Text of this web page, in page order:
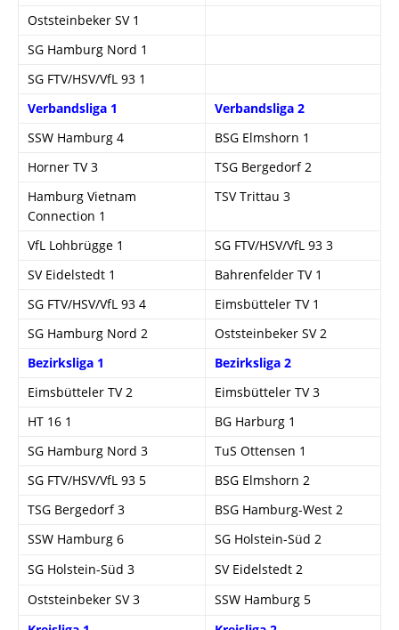
Oststeinbeker SV 1
SG Hamburg Nord 1
SG FTV/HSV/VfL 93 1
Verbandsliga 1
Verbandsliga 2
SSW Hamburg 4
BSG Elmshorn 1
Horner TV 3
TSG Bergedorf 2
Hamburg Vietnam
Connection 1
TSV Trittau 3
VfL Lohbrügge 1
SG FTV/HSV/VfL 93 3
SV Eidelstedt 1
Bahrenfelder TV 1
SG FTV/HSV/VfL 93 4
Eimsbütteler TV 1
SG Hamburg Nord 2
Oststeinbeker SV 2
Bezirksliga 1
Bezirksliga 2
Eimsbütteler TV 2
Eimsbütteler TV 3
HT 16 1
BG Harburg 1
SG Hamburg Nord 3
TuS Ottensen 1
SG FTV/HSV/VfL 93 5
BSG Elmshorn 2
TSG Bergedorf 3
BSG Hamburg-West 2
SSW Hamburg 6
SG Holstein-Süd 2
SG Holstein-Süd 3
SV Eidelstedt 2
Oststeinbeker SV 3
SSW Hamburg 5